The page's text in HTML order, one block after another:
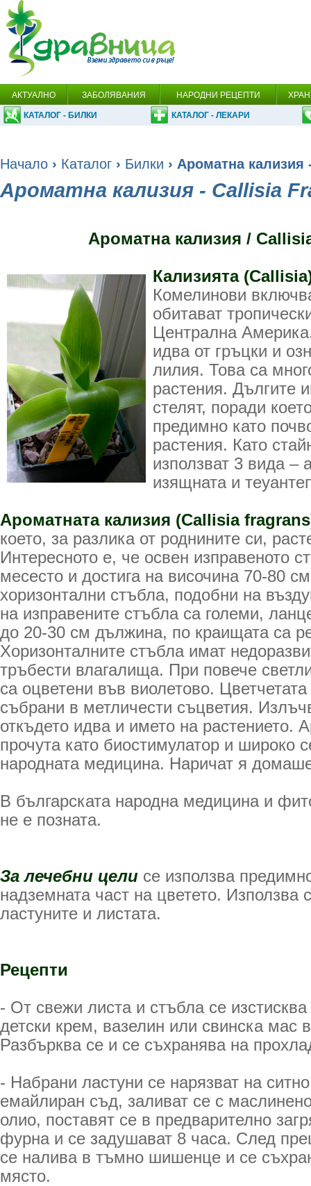
АКТУАЛНО ЗАБОЛЯВАНИЯ НАРОДНИ РЕЦЕПТИ
КАТАЛОГ - БИЛКИ КАТАЛОГ - ЛЕКАРИ
Начало › Каталог › Билки › Ароматна
Ароматна кализия - Callisia
Ароматна кализия /
Кализията
Комелинови
обитават
Централна
идва от гръцки и
лилия. Това са
растения. Дългите
стелят, поради
предимно като
растения. Като
използват 3 вида –
изящната и
Ароматната кализия (Callisia
което, за разлика от роднините си,
Интересното е, че освен изправеното
месесто и достига на височина 70-80
хоризонтални стъбла, подобни на
на изправените стъбла са големи,
до 20-30 см дължина, по краищата са
Хоризонталните стъбла имат
тръбести влагалища. При повече
са оцветени във виолетово.
събрани в метличести съцветия.
откъдето идва и името на растението.
прочута като биостимулатор и широко
народната медицина. Наричат я
В българската народна медицина и
не е позната.
За лечебни цели се използва
надземната част на цветето. Използва
ластуните и листата.
Рецепти
- От свежи листа и стъбла се
детски крем, вазелин или свинска мас
Разбърква се и се съхранява на
- Набрани ластуни се нарязват на
емайлиран съд, заливат се с
олио, поставят се в предварително
фурна и се задушават 8 часа. След
се налива в тъмно шишенце и се
място.